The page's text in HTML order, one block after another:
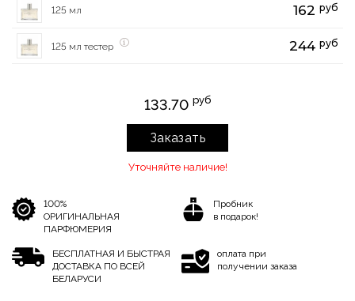
125 мл 162 руб
125 мл тестер 244 руб
133.70 руб
Заказать
Уточняйте наличие!
100%
ОРИГИНАЛЬНАЯ
ПАРФЮМЕРИЯ
Пробник
в подарок!
БЕСПЛАТНАЯ И БЫСТРАЯ
ДОСТАВКА ПО ВСЕЙ
БЕЛАРУСИ
оплата при
получении заказа